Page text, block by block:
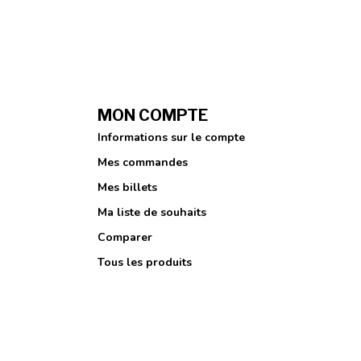
MON COMPTE
Informations sur le compte
Mes commandes
Mes billets
Ma liste de souhaits
Comparer
Tous les produits